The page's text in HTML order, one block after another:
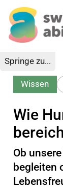
Springe zu...
Wissen
Wie
Ob
begleiten